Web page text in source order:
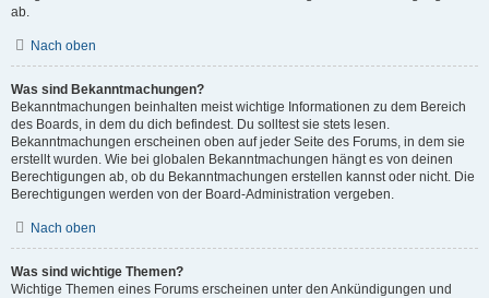
ab.
Nach oben
Was sind Bekanntmachungen?
Bekanntmachungen beinhalten meist wichtige Informationen zu dem Bereich
des Boards, in dem du dich befindest. Du solltest sie stets lesen.
Bekanntmachungen erscheinen oben auf jeder Seite des Forums, in dem sie
erstellt wurden. Wie bei globalen Bekanntmachungen hängt es von deinen
Berechtigungen ab, ob du Bekanntmachungen erstellen kannst oder nicht. Die
Berechtigungen werden von der Board-Administration vergeben.
Nach oben
Was sind wichtige Themen?
Wichtige Themen eines Forums erscheinen unter den Ankündigungen und